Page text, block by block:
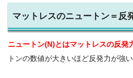
マットレスのニュートン＝反
ニュートン(N)とはマットレスの反発
トンの数値が大きいほど反発力が強